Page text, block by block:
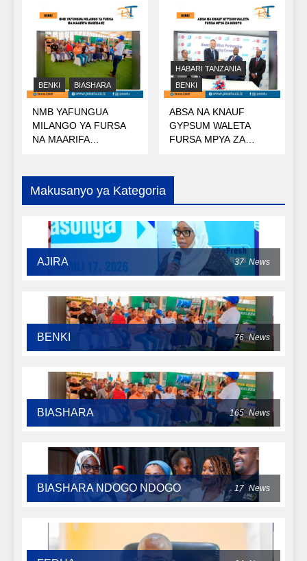
BENKI BIASHARA
NMB YAFUNGUA
MILANGO YA FURSA
NA MAARIFA
HABARI TANZANIA
BENKI
ABSA NA KNAUF
GYPSUM WALETA
FURSA MPYA ZA
Makusanyo ya Kategoria
AJIRA 37 News
BENKI 76 News
BIASHARA 165 News
BIASHARA NDOGO NDOGO 17 News